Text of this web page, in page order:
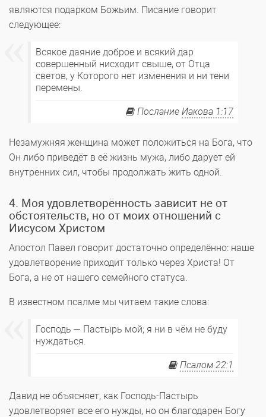
являются подарком Божьим. Писание говорит
следующее:
Всякое даяние доброе и всякий дар
совершенный нисходит свыше, от Отца
светов, у Которого нет изменения и ни тени
перемены.
Послание Иакова 1:17
Незамужняя женщина может положиться на Бога, что
Он либо приведёт в её жизнь мужа, либо дарует ей
внутренних сил, чтобы продолжать жить одной.
4. Моя удовлетворённость зависит не от
обстоятельств, но от моих отношений с
Иисусом Христом
Апостол Павел говорит достаточно определённо: наше
удовлетворение приходит только через Христа! От
Бога, а не от нашего семейного статуса.
В известном псалме мы читаем такие слова:
Господь — Пастырь мой; я ни в чём не буду
нуждаться.
Псалом 22:1
Давид не объясняет, как Господь-Пастырь
удовлетворяет все его нужды, но он благодарен Богу